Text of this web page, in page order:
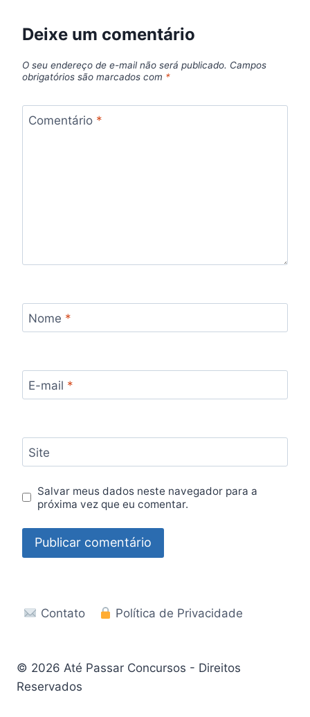
Deixe um comentário
O seu endereço de e-mail não será publicado. Campos
obrigatórios são marcados com *
Comentário *
Nome *
E-mail *
Site
Salvar meus dados neste navegador para a
próxima vez que eu comentar.
Contato Política de Privacidade
© 2026 Até Passar Concursos - Direitos
Reservados